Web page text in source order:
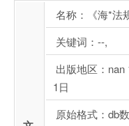
名称：《海*法
关键词：--,
出版地区：nan
1日
原始格式：db